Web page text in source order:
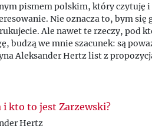
pismem polskim, który czytuję
Nie oznacza to, bym się
Ale nawet te rzeczy, pod
budzą we mnie szacunek: są
Aleksander Hertz list z
i kto to jest Zarzewski?
Hertz